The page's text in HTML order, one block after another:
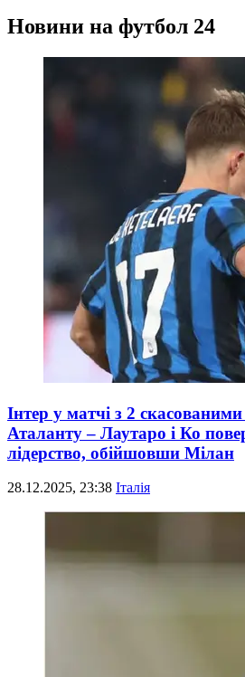
Новини на футбол 24
Інтер у матчі з 2
Аталанту – Лаутаро і Ко
лідерство, обійшовши Мілан
28.12.2025, 23:38 Італія